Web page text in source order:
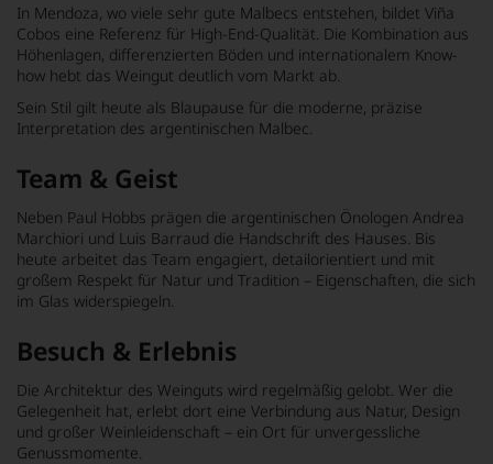
In Mendoza, wo viele sehr gute Malbecs entstehen, bildet Viña
Cobos eine Referenz für High-End-Qualität. Die Kombination aus
Höhenlagen, differenzierten Böden und internationalem Know-
how hebt das Weingut deutlich vom Markt ab.
Sein Stil gilt heute als Blaupause für die moderne, präzise
Interpretation des argentinischen Malbec.
Team & Geist
Neben Paul Hobbs prägen die argentinischen Önologen Andrea
Marchiori und Luis Barraud die Handschrift des Hauses. Bis
heute arbeitet das Team engagiert, detailorientiert und mit
großem Respekt für Natur und Tradition – Eigenschaften, die sich
im Glas widerspiegeln.
Besuch & Erlebnis
Die Architektur des Weinguts wird regelmäßig gelobt. Wer die
Gelegenheit hat, erlebt dort eine Verbindung aus Natur, Design
und großer Weinleidenschaft – ein Ort für unvergessliche
Genussmomente.